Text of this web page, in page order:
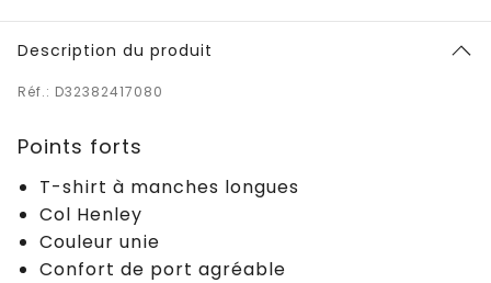
Description du produit
Réf.: D32382417080
Points forts
T-shirt à manches longues
Col Henley
Couleur unie
Confort de port agréable